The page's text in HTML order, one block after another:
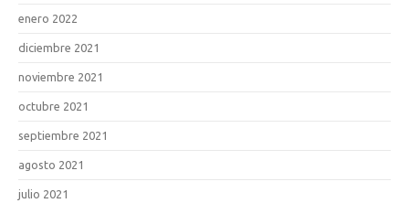
enero 2022
diciembre 2021
noviembre 2021
octubre 2021
septiembre 2021
agosto 2021
julio 2021